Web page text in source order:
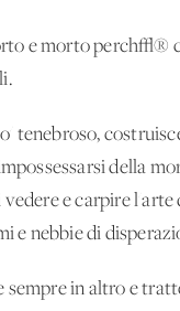
e morto perch√®
tenebroso,
della
e carpire l'arte
e nebbie di
in altro e